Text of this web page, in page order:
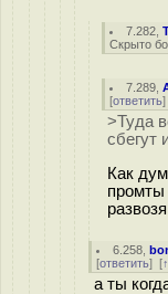
7.282 ,
Скрыто
7.289 ,
[ответить]
>Туда
сбегут
Как
промты
6.258 ,
[ответить] [↑
а ты